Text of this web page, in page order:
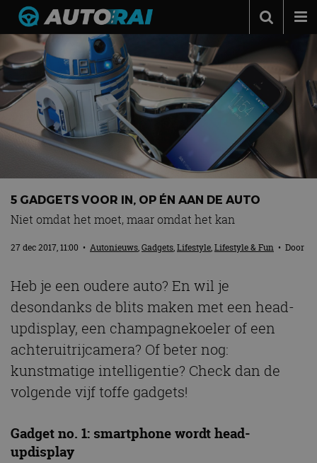
Autonieuws
Podcast
Autotests
Automerken
Adverteren
Contact
MotorRAI.nl
5 GADGETS VOOR IN, OP ÉN AAN DE AUTO
Niet omdat het moet, maar omdat het kan
27 dec 2017, 11:00 • Autonieuws,Gadgets,Lifestyle,Lifestyle & Fun • Door
Heb je een oudere auto? En wil je
desondanks de blits maken met een head-
updisplay, een champagnekoeler of een
achteruitrijcamera? Of beter nog:
kunstmatige intelligentie? Check dan de
volgende vijf toffe gadgets!
Gadget no. 1: smartphone wordt head-
updisplay